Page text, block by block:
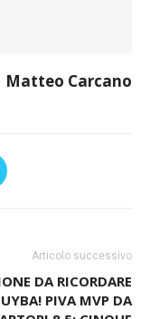
Matteo Carcano
Articolo successivo
DA RICORDARE
UYBA! PIVA MVP DA